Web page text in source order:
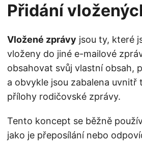
Přidání
Vložené zprávy jsou ty, které
vloženy do jiné e-mailové
obsahovat svůj vlastní obsah,
a obvykle jsou zabalena uvnitř
přílohy rodičovské zprávy.
Tento koncept se běžně
jako je přeposílání nebo